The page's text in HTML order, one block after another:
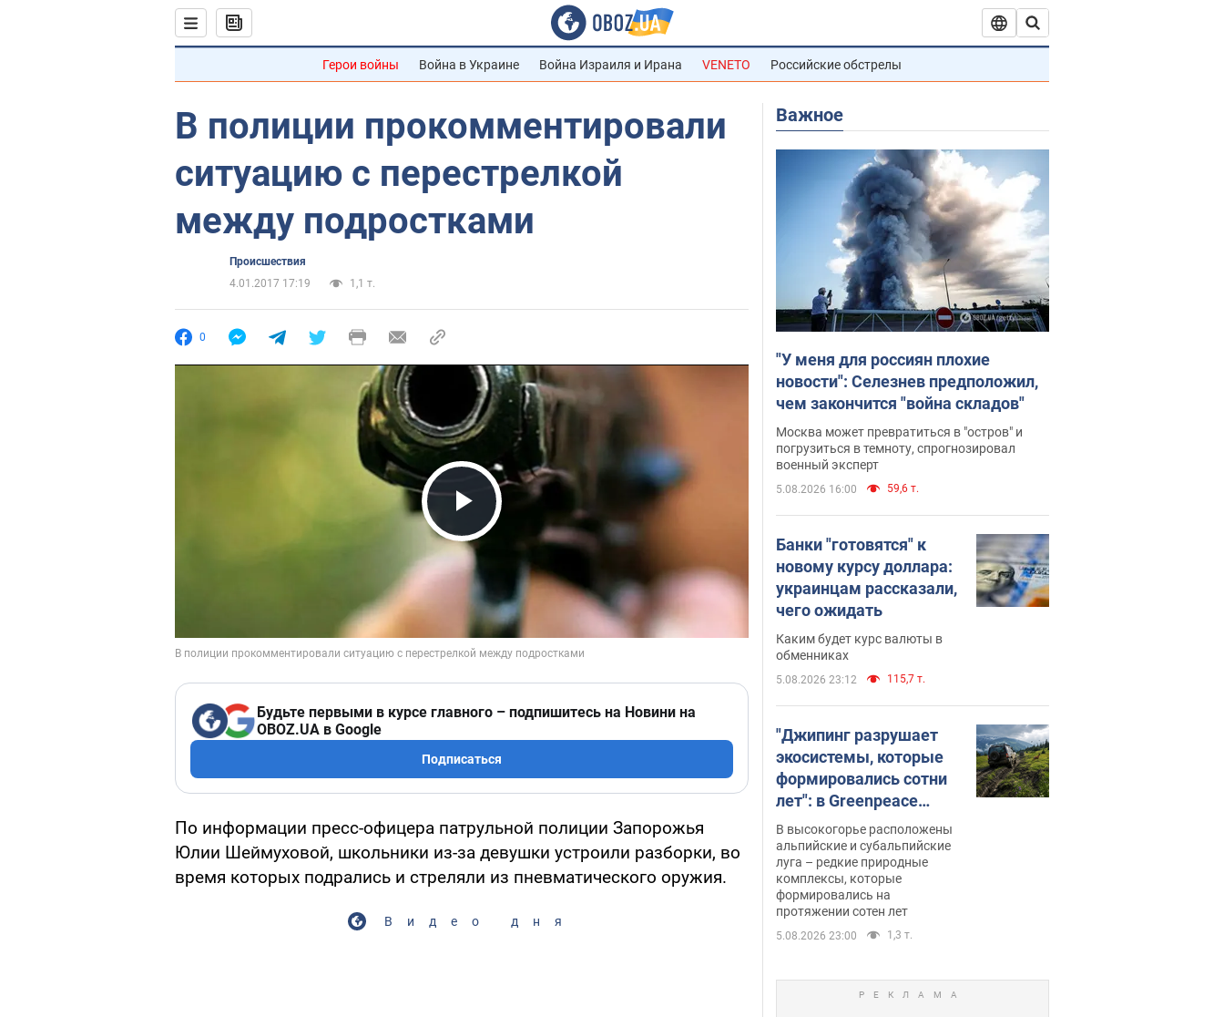
Герои войны Война в Украине Война Израиля и Ирана VENETO Российские обстрелы
В полиции прокомментировали
ситуацию с перестрелкой
между подростками
Происшествия
4.01.2017 17:19
1,1 т.
0
Play Video
Будьте первыми в курсе главного – подпишитесь на Новини на
OBOZ.UA в Google
Подписаться
По информации пресс-офицера патрульной полиции Запорожья
Юлии Шеймуховой, школьники из-за девушки устроили разборки, во
время которых подрались и стреляли из пневматического оружия.
Видео дня
Важное
"У меня для россиян плохие
новости": Селезнев предположил,
чем закончится "война складов"
Москва может превратиться в "остров" и
погрузиться в темноту, спрогнозировал
военный эксперт
5.08.2026 16:00 59,6 т.
Банки "готовятся" к
новому курсу доллара:
украинцам рассказали,
чего ожидать
Каким будет курс валюты в
обменниках
5.08.2026 23:12 115,7 т.
"Джипинг разрушает
экосистемы, которые
формировались сотни
лет": в Greenpeace
забили тревогу
В высокогорье расположены
альпийские и субальпийские
луга – редкие природные
комплексы, которые
формировались на
протяжении сотен лет
5.08.2026 23:00 1,3 т.